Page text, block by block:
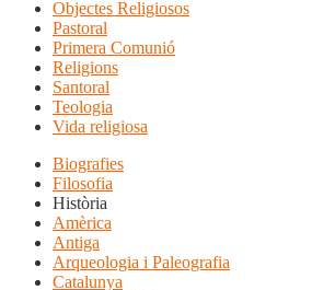
Objectes Religiosos
Pastoral
Primera Comunió
Religions
Santoral
Teologia
Vida religiosa
Biografies
Filosofia
Història
Amèrica
Antiga
Arqueologia i Paleografia
Catalunya